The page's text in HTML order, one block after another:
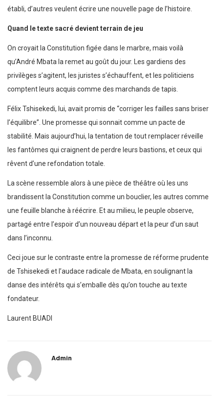
établi, d’autres veulent écrire une nouvelle page de l’histoire.
Quand le texte sacré devient terrain de jeu
On croyait la Constitution figée dans le marbre, mais voilà
qu’André Mbata la remet au goût du jour. Les gardiens des
privilèges s’agitent, les juristes s’échauffent, et les politiciens
comptent leurs acquis comme des marchands de tapis.
Félix Tshisekedi, lui, avait promis de “corriger les failles sans briser
l’équilibre”. Une promesse qui sonnait comme un pacte de
stabilité. Mais aujourd’hui, la tentation de tout remplacer réveille
les fantômes qui craignent de perdre leurs bastions, et ceux qui
rêvent d’une refondation totale.
La scène ressemble alors à une pièce de théâtre où les uns
brandissent la Constitution comme un bouclier, les autres comme
une feuille blanche à réécrire. Et au milieu, le peuple observe,
partagé entre l’espoir d’un nouveau départ et la peur d’un saut
dans l’inconnu.
Ceci joue sur le contraste entre la promesse de réforme prudente
de Tshisekedi et l’audace radicale de Mbata, en soulignant la
danse des intérêts qui s’emballe dès qu’on touche au texte
fondateur.
Laurent BUADI
Admin